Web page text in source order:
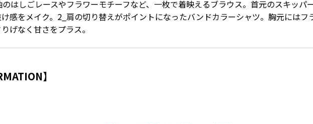
はしごレースやフラワーモチーフなど、一枚で着映えるブラウス。首元のスキッパ
感をメイク。2_肩の切り替えがポイントになったバンドカラーシャツ。胸元にはフ
げなく甘さをプラス。
】